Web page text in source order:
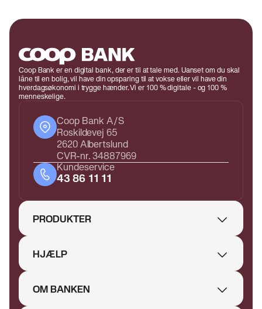
Coop Bank er en digital bank, der er til at tale med. Uanset om du skal
låne til en bolig, vil have din opsparing til at vokse eller vil have din
hverdagsøkonomi i trygge hænder. Vi er 100 % digitale - og 100 %
menneskelige.
Coop Bank A/S
Roskildevej 65
2620 Albertslund
CVR-nr. 34887969
Kundeservice
43 86 11 11
PRODUKTER
HJÆLP
OM BANKEN